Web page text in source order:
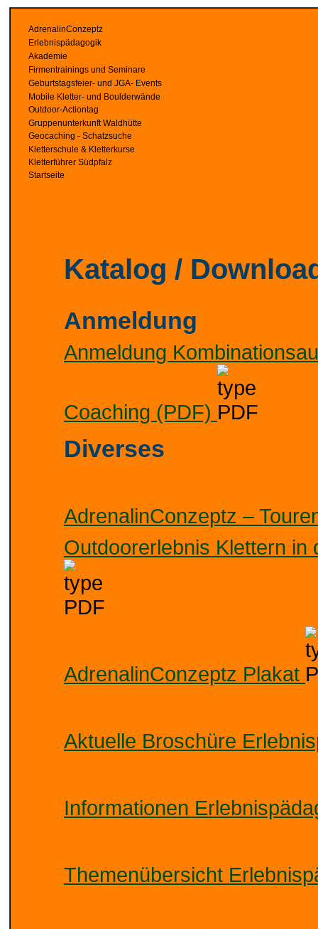
AdrenalinConzeptz
Erlebnispädagogik
Akademie
Firmentrainings und Seminare
Geburtstagsfeier- und JGA- Events
Mobile Kletter- und Boulderwände
Outdoor-Actiontag
Gruppenunterkunft Waldhütte
Geocaching - Schatzsuche
Kletterschule & Kletterkurse
Kletterführer Südpfalz
Startseite
Katalog /
Anmeldung
Anmeldung
Coaching (PDF)
Diverses
AdrenalinConzeptz –
Outdoorerlebnis Klettern in
AdrenalinConzeptz Plakat
Aktuelle Broschüre
Informationen
Themenübersicht